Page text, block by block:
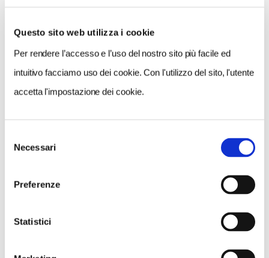
Questo sito web utilizza i cookie
Per rendere l’accesso e l’uso del nostro sito più facile ed
intuitivo facciamo uso dei cookie. Con l'utilizzo del sito, l'utente
accetta l'impostazione dei cookie.
delNecessari
Preferenze
Statistici
obbligatoria e sistemi di radio-amplificazione sanificati
(€ 1,50 da pagare in loco).SUPER GREEN
12 Marzo 2022